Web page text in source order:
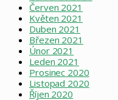
Červen 2021
Květen 2021
Duben 2021
Březen 2021
Únor 2021
Leden 2021
Prosinec 2020
Listopad 2020
Říjen 2020